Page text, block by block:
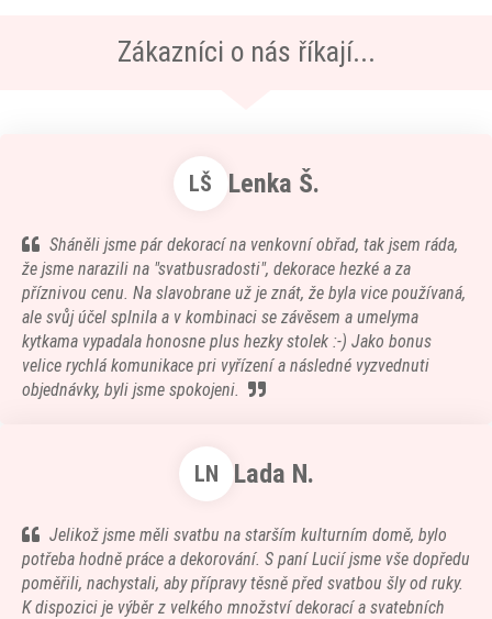
Zákazníci o nás říkají...
LŠ Lenka Š.
Sháněli jsme pár dekorací na venkovní obřad, tak jsem ráda,
že jsme narazili na "svatbusradosti", dekorace hezké a za
příznivou cenu. Na slavobrane už je znát, že byla vice používaná,
ale svůj účel splnila a v kombinaci se závěsem a umelyma
kytkama vypadala honosne plus hezky stolek :-) Jako bonus
velice rychlá komunikace pri vyřízení a následné vyzvednuti
objednávky, byli jsme spokojeni.
LN Lada N.
Jelikož jsme měli svatbu na starším kulturním domě, bylo
potřeba hodně práce a dekorování. S paní Lucií jsme vše dopředu
poměřili, nachystali, aby přípravy těsně před svatbou šly od ruky.
K dispozici je výběr z velkého množství dekorací a svatebních